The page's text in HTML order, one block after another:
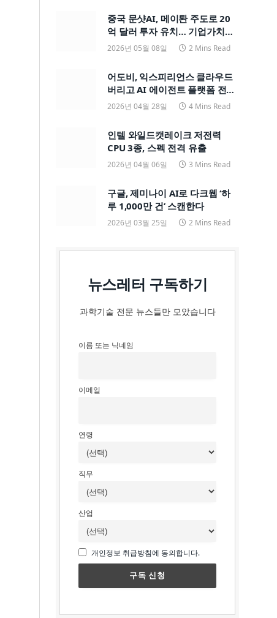
중국 문샷AI, 메이퇀 주도로 20
억 달러 투자 유치… 기업가치
200억 달러
2026년 05월 08일 2 Mins Read
어도비, 익스피리언스 클라우드
버리고 AI 에이전트 플랫폼 전면
전환
2026년 04월 28일 4 Mins Read
인텔 와일드캣레이크 저전력
CPU 3종, 스펙 전격 유출
2026년 04월 06일 3 Mins Read
구글, 제미나이 AI로 다크웹 ‘하
루 1,000만 건’ 스캔한다
2026년 03월 25일 2 Mins Read
뉴스레터 구독하기
과학기술 전문 뉴스들만 모았습니다
이름 또는 닉네임
이메일
연령
직무
산업
개인정보 취급방침에 동의합니다.